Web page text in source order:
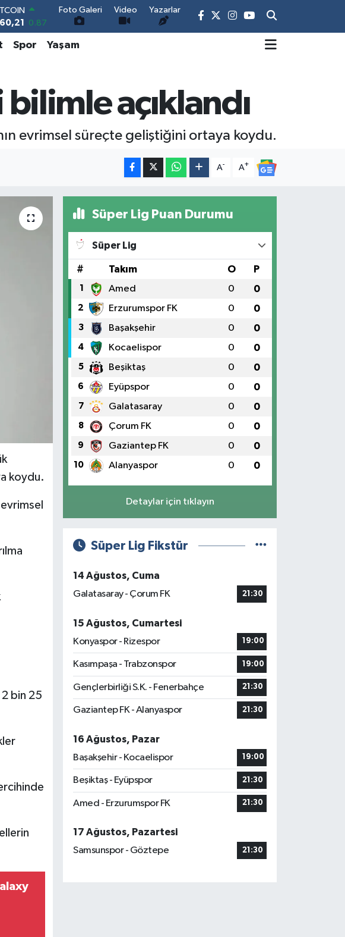
0.18
0.32
0.03
Foto Galeri Video Yazarlar
Spor Yaşam
bilimle açıklandı
evrimsel süreçte geliştiğini ortaya koydu.
A- A+
koydu.
evrimsel
bin 25
Süper Lig Puan Durumu
Süper Lig
# Takım O P
1 Amed 0 0
2 Erzurumspor FK 0 0
3 Başakşehir 0 0
4 Kocaelispor 0 0
5 Beşiktaş 0 0
6 Eyüpspor 0 0
7 Galatasaray 0 0
8 Çorum FK 0 0
9 Gaziantep FK 0 0
10 Alanyaspor 0 0
Detaylar için tıklayın
Süper Lig Fikstür
14 Ağustos, Cuma
Galatasaray - Çorum FK
21:30
15 Ağustos, Cumartesi
Konyaspor - Rizespor
19:00
Kasımpaşa - Trabzonspor 19:00
Gençlerbirliği S.K. - Fenerbahçe 21:30
Gaziantep FK - Alanyaspor 21:30
16 Ağustos, Pazar
Başakşehir - Kocaelispor
19:00
Beşiktaş - Eyüpspor 21:30
Amed - Erzurumspor FK 21:30
17 Ağustos, Pazartesi
Samsunspor - Göztepe
21:30